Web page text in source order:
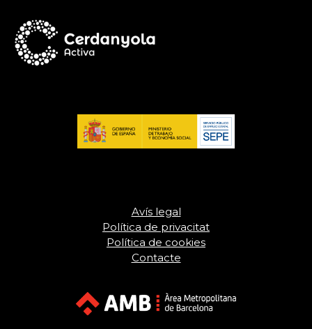
Avís legal
Política de privacitat
Política de cookies
Contacte